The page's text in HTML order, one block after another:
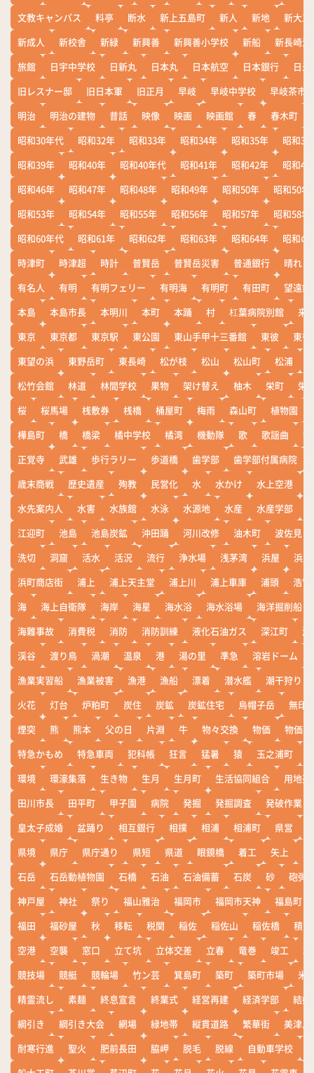
文教キャンパス
料亭 断水 新上五島町 新人 新地
新大工
新成人
新校舎 新緑 新興善 新興善小学校 新船
新長崎漁
旅館
日宇中学校 日新丸 日本丸 日本航空 日本銀行
日
旧レスナー邸
旧日本軍 旧正月 早岐 早岐中学校
早岐茶市
明治
明治の建物 昔話 映像 映画 映画館 春 春木町
昭和30年代
昭和32年 昭和33年 昭和34年 昭和35年
昭和36
昭和39年
昭和40年 昭和40年代 昭和41年 昭和42年
昭和43
昭和46年
昭和47年 昭和48年 昭和49年 昭和50年
昭和50年
昭和53年
昭和54年 昭和55年 昭和56年 昭和57年
昭和58年
昭和60年代
昭和61年 昭和62年 昭和63年 昭和64年
昭和の
時津町
時津超 時計 普賢岳 普賢岳災害 普通銀行
晴れ
有名人
有明 有明フェリー 有明海 有明町 有田町
望遠鏡
本島
本島市長 本明川 本町 本踊 村 杠葉病院別館
来
東京
東京都 東京駅 東公園 東山手甲十三番館 東彼
東彼
東望の浜
東野岳町 東長崎 松が枝 松山 松山町 松浦
松竹会館
林道 林間学校 果物 架け替え 柚木 栄町
栄
桜
桜馬場 桟敷券 桟橋 桶屋町 梅雨 森山町 植物園
樺島町
橋 橋梁 橘中学校 橘湾 機動隊 歌 歌謡曲
正覚寺
武雄 歩行ラリー 歩道橋 歯学部 歯学部付属病院
歳末商戦
歴史遺産 殉教 民営化 水 水かけ 水上空港
水先案内人
水害 水族館 水泳 水源地 水産 水産学部
江迎町
池島 池島炭鉱 沖田踊 河川改修 油木町
波佐見
洗切
洞窟 活水 活況 流行 浄水場 浅茅湾 浜屋
浜
浜町商店街
浦上 浦上天主堂 浦上川 浦上車庫 浦頭
浩宮
海
海上自衛隊 海岸 海星 海水浴 海水浴場
海洋掘削船
海難事故
消費税 消防 消防訓練 液化石油ガス 深江町
淵
渓谷
渡り鳥 渦潮 温泉 港 湯の里 準急 溶岩ドーム
漁業実習船
漁業被害 漁港 漁船 漂着 潜水艦
潮干狩り
火花
灯台 炉粕町 炭住 炭鉱 炭鉱住宅 烏帽子岳
無印
煙突
熊 熊本 父の日 片淵 牛 物々交換 物価
物価高
特急かもめ
特急車両 犯科帳 狂言 猛暑 猿 玉之浦町
環境
環濠集落 生き物 生月 生月町 生活協同組合
用地売
田川市長
田平町 甲子園 病院 発掘 発掘調査
発破作業
皇太子成婚
盆踊り 相互銀行 相撲 相浦 相浦町 県営
県境
県庁 県庁通り 県短 県道 眼鏡橋 着工 矢上
石岳
石岳動植物園 石橋 石油 石油備蓄 石炭 砂
砲弾
神戸屋
神社 祭り 福山雅治 福岡市 福岡市天神
福島町
福田
福砂屋 秋 移転 税関 稲佐 稲佐山 稲佐橋
積雪
空港
空襲 窓口 立て坑 立体交差 立春 竜巻 竣工
競技場
競艇 競輪場 竹ン芸 箕島町 築町 築町市場
米
精霊流し
素麺 終息宣言 終業式 経営再建 経済学部
結婚
綱引き
綱引き大会 網場 緑地帯 縦貫道路 繁華街
美津島
耐寒行進
聖火 肥前長田 脇岬 脱毛 脱線 自動車学校